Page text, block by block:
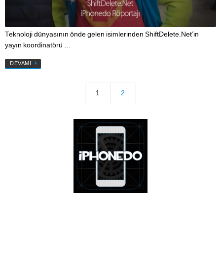
Teknoloji dünyasının önde gelen isimlerinden ShiftDelete.Net’in
yayın koordinatörü …
DEVAMI
1 2